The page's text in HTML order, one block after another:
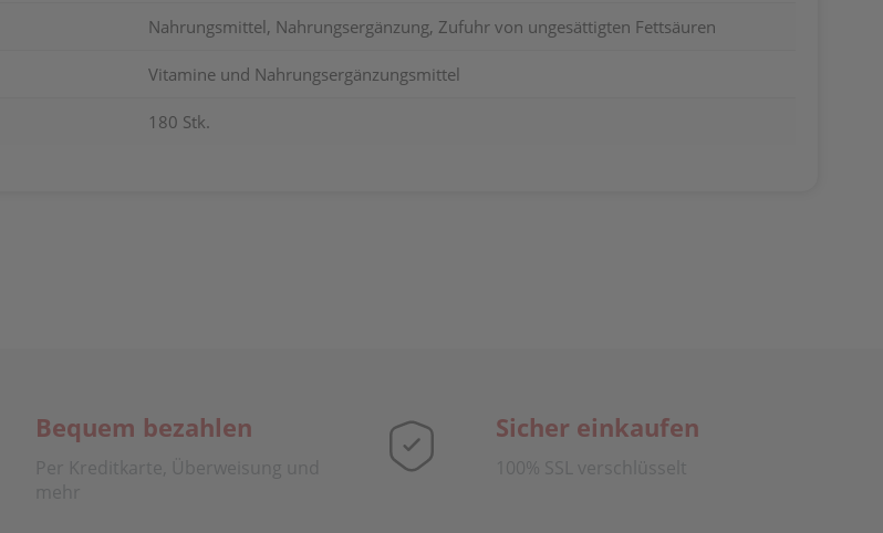
Nahrungsmittel, Nahrungsergänzung, Zufuhr von ungesättigten Fettsäuren
Vitamine und Nahrungsergänzungsmittel
180 Stk.
Bequem bezahlen
Per Kreditkarte, Überweisung und
mehr
Sicher einkaufen
100% SSL verschlüsselt